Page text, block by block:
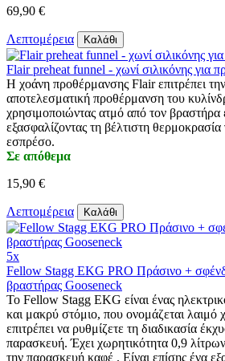
69,90 €
Λεπτομέρεια Καλάθι
Flair preheat funnel - χωνί σιλικόνης για
Η χοάνη προθέρμανσης Flair επιτρέπει
αποτελεσματική προθέρμανση του
χρησιμοποιώντας ατμό από τον βραστήρα
εξασφαλίζοντας τη βέλτιστη θερμοκρασία
εσπρέσο.
Σε απόθεμα
15,90 €
Λεπτομέρεια Καλάθι
5x
Fellow Stagg EKG PRO Πράσινο +
βραστήρας Gooseneck
Το Fellow Stagg EKG είναι ένας
και μακρύ στόμιο, που ονομάζεται λαιμό
επιτρέπει να ρυθμίζετε τη διαδικασία
παρασκευή. Έχει χωρητικότητα 0,9
την παρασκευή καφέ . Είναι επίσης ένα